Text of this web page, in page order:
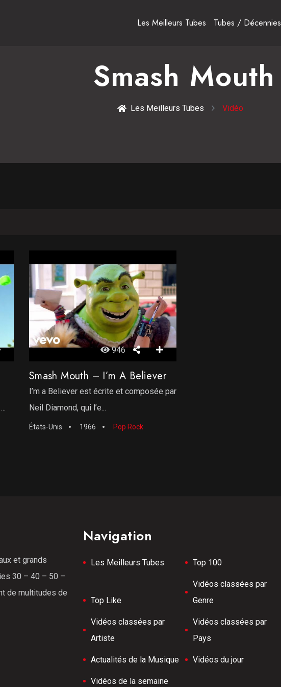
Les Meilleurs Tubes Tubes / Décennies
Smash Mouth
Les Meilleurs Tubes Vidéo
946
Smash Mouth – I’m A Believer
I’m a Believer est écrite et composée par
Neil Diamond, qui l’e...
États-Unis 1966 Pop Rock
et grands
30 – 40 – 50 –
de multitudes de
Navigation
Les Meilleurs Tubes Top 100
Top Like
Vidéos classées par
Genre
Vidéos classées par
Artiste
Vidéos classées par
Pays
Actualités de la Musique Vidéos du jour
Vidéos de la semaine